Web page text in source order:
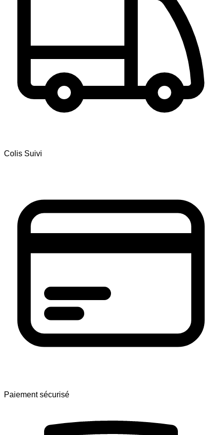
Colis Suivi
Paiement sécurisé